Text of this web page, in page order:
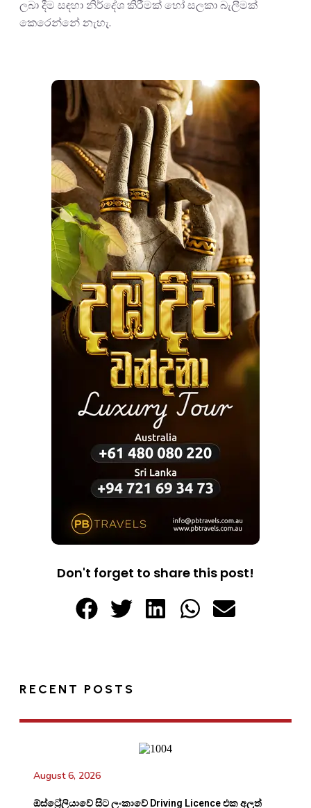
ලබා දීම සඳහා නිර්දේශ කිරීමක් හෝ සලකා බැලීමක්
කෙරෙන්නේ නැහැ.
Don't forget to share this post!
RECENT POSTS
August 6, 2026
ඕස්ට්‍රේලියාවේ සිට ලංකාවේ Driving Licence එක අලුත්